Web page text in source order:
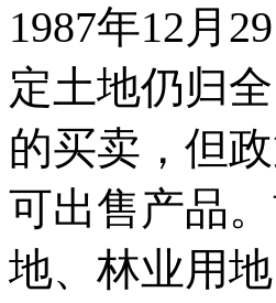
1987年12月
定土地仍归
的买卖，但
可出售产品
地、林业用